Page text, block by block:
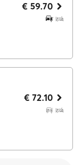
€ 59.70
€ 72.10